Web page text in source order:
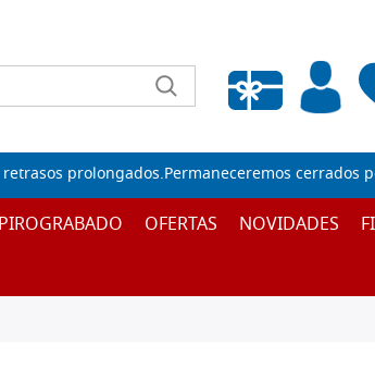
Lista de deseos vacía
prolongados.Permaneceremos cerrados
PIROGRABADO OFERTAS NOVIDADES